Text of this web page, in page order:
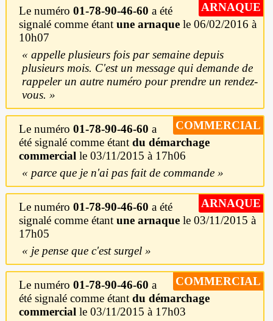
ARNAQUE
Le numéro 01-78-90-46-60 a été
signalé comme étant une arnaquele 06/02/2016 à
10h07
appelle plusieurs fois par semaine depuis
plusieurs mois. C'est un message qui demande de
rappeler un autre numéro pour prendre un rendez-
vous.
COMMERCIAL
Le numéro 01-78-90-46-60 a
été signalé comme étant du démarchage
commercial le 03/11/2015 à 17h06
parce que je n'ai pas fait de commande
ARNAQUE
Le numéro 01-78-90-46-60 a été
signalé comme étant une arnaquele 03/11/2015 à
17h05
je pense que c'est surgel
COMMERCIAL
Le numéro 01-78-90-46-60 a
été signalé comme étant du démarchage
commercial le 03/11/2015 à 17h03